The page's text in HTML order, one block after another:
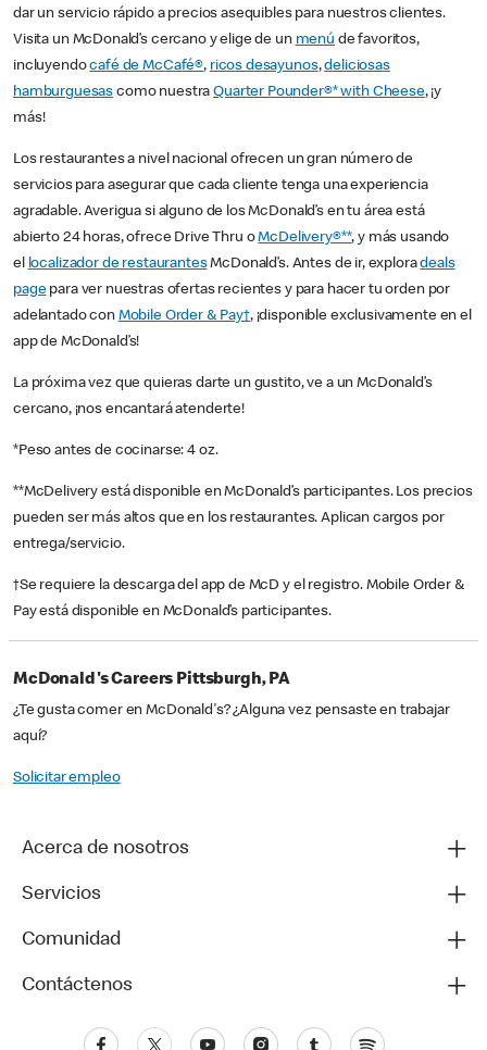
dar un servicio rápido a precios asequibles para nuestros clientes.
Visita un McDonald’s cercano y elige de un menú de favoritos,
incluyendocafé de McCafé®, ricos desayunos,deliciosas
hamburguesas como nuestraQuarter Pounder®* with Cheese, ¡y
más!
Los restaurantes a nivel nacional ofrecen un gran número de
servicios para asegurar que cada cliente tenga una experiencia
agradable. Averigua si alguno de los McDonald’s en tu área está
abierto 24 horas, ofrece Drive Thru oMcDelivery®**, y más usando
el localizador de restaurantesMcDonald’s. Antes de ir, exploradeals
pagepara ver nuestras ofertas recientes y para hacer tu orden por
adelantado con Mobile Order & Pay†, ¡disponible exclusivamente en el
app de McDonald’s!
La próxima vez que quieras darte un gustito, ve a un McDonald’s
cercano, ¡nos encantará atenderte!
*Peso antes de cocinarse: 4 oz.
**McDelivery está disponible en McDonald’s participantes. Los precios
pueden ser más altos que en los restaurantes. Aplican cargos por
entrega/servicio.
†Se requiere la descarga del app de McD y el registro. Mobile Order &
Pay está disponible en McDonald’s participantes.
McDonald's Careers Pittsburgh, PA
¿Te gusta comer en McDonald's? ¿Alguna vez pensaste en trabajar
aquí?
Solicitar empleo
Acerca de nosotros
Servicios
Comunidad
Contáctenos